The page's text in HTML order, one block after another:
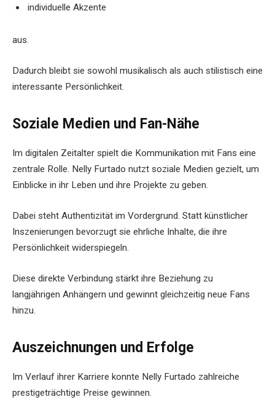
individuelle Akzente
aus.
Dadurch bleibt sie sowohl musikalisch als auch stilistisch eine
interessante Persönlichkeit.
Soziale Medien und Fan-Nähe
Im digitalen Zeitalter spielt die Kommunikation mit Fans eine
zentrale Rolle. Nelly Furtado nutzt soziale Medien gezielt, um
Einblicke in ihr Leben und ihre Projekte zu geben.
Dabei steht Authentizität im Vordergrund. Statt künstlicher
Inszenierungen bevorzugt sie ehrliche Inhalte, die ihre
Persönlichkeit widerspiegeln.
Diese direkte Verbindung stärkt ihre Beziehung zu
langjährigen Anhängern und gewinnt gleichzeitig neue Fans
hinzu.
Auszeichnungen und Erfolge
Im Verlauf ihrer Karriere konnte Nelly Furtado zahlreiche
prestigeträchtige Preise gewinnen.